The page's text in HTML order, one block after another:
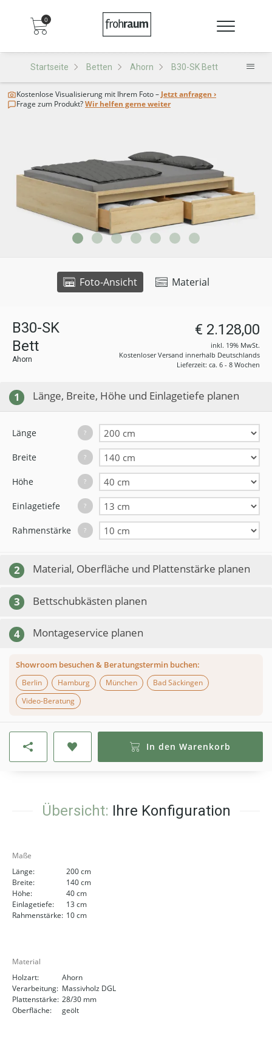
0
Startseite Betten Ahorn B30-SK Bett
Foto-Ansicht Material
Kostenlose Visualisierung mit Ihrem Foto – Jetzt anfragen ›
Frage zum Produkt?Wir helfen gerne weiter
B30-SK
Bett
Ahorn
€ 2.128,00
inkl. 19% MwSt.
Kostenloser Versand innerhalb Deutschlands
Lieferzeit: ca. 6 - 8 Wochen
1 Länge, Breite, Höhe und Einlagetiefe planen
Länge ?
Breite ?
Höhe ?
Einlagetiefe ?
Rahmenstärke ?
2 Material, Oberfläche und Plattenstärke planen
3 Bettschubkästen planen
4 Montageservice planen
Showroom besuchen & Beratungstermin buchen:
Berlin
Hamburg München
Bad Säckingen
Video-Beratung
In den Warenkorb
Übersicht: Ihre Konfiguration
Maße
Länge:
200 cm
Breite:
140 cm
Höhe:
40 cm
Einlagetiefe:
13 cm
Rahmenstärke: 10 cm
Material
Holzart:
Ahorn
Verarbeitung: Massivholz DGL
Plattenstärke: 28/30 mm
Oberfläche:
geölt